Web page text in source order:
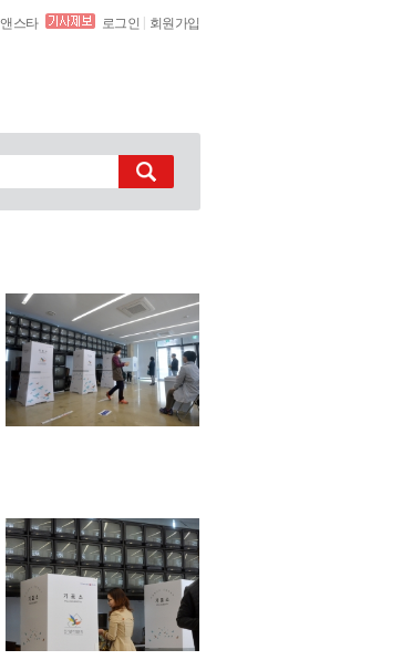
스타 로그인 회원가입